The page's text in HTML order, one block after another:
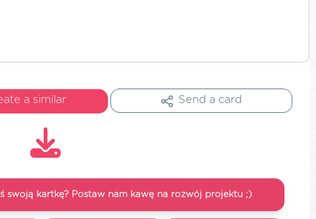
a similar Send a card
swoją kartkę? Postaw nam kawę na rozwój projektu ;)